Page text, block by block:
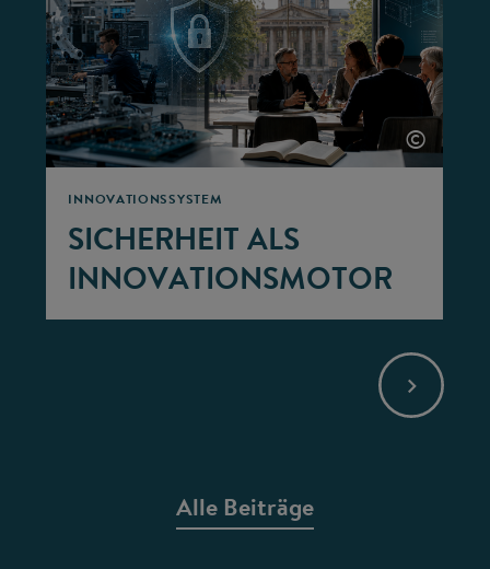
INNOVATIONSSYSTEM
SICHERHEIT ALS
INNOVATIONSMOTOR
©
Alle Beiträge